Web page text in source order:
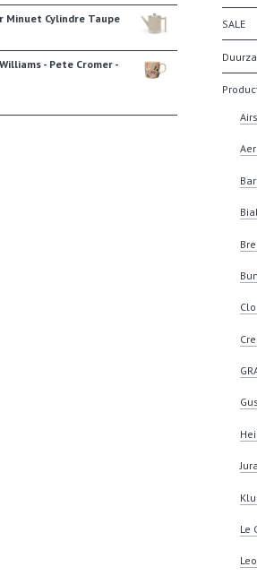
Minuet Cylindre Taupe
- Pete Cromer -
SALE
Jura
Le